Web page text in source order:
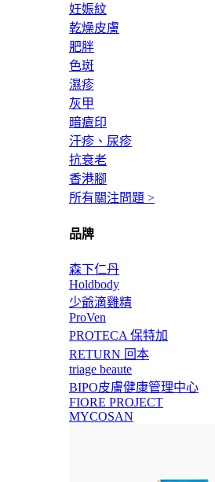
妊娠紋
乾燥皮膚
肥胖
色斑
濕疹
灰甲
暗瘡印
汗疹、尿疹
抗衰老
香港腳
所有關注問題 >
品牌
森下仁丹
Holdbody
少爺滴雞精
ProVen
PROTECA 保特加
RETURN 回本
triage beaute
BIPO皮膚健康管理中心
FIORE PROJECT
MYCOSAN